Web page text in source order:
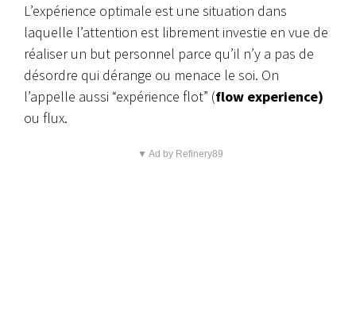
L’expérience optimale est une situation dans
laquelle l’attention est librement investie en vue de
réaliser un but personnel parce qu’il n’y a pas de
désordre qui dérange ou menace le soi. On
l’appelle aussi “expérience flot” (flow experience)
ou flux.
▼ Ad by Refinery89